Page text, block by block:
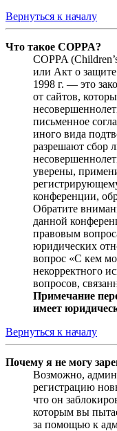
Вернуться к началу
Что такое COPPA?
COPPA
или Акт о защите
1998 г. — это
от сайтов,
письменное
иного вида
разрешают сбор
уверены,
конференции,
Обратите
данной
правовым
юридических
вопрос «С кем
некорректного
вопросов,
Примечание
имеет
Вернуться к началу
Почему я не могу
Возможно,
регистрацию
что он
которым вы
за помощью к